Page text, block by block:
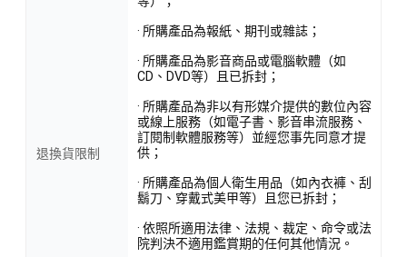
退換貨限制
· 所購產品為報紙、期刊或雜誌；
· 所購產品為影音商品或電腦軟體（如
CD、DVD等）且已拆封；
· 所購產品為非以有形媒介提供的數位內容
或線上服務（如電子書、影音串流服務、
訂閱制軟體服務等）並經您事先同意才提
供；
· 所購產品為個人衛生用品（如內衣褲、刮
鬍刀、穿戴式美甲等）且您已拆封；
· 依照所適用法律、法規、裁定、命令或法
院判決不適用鑑賞期的任何其他情況。